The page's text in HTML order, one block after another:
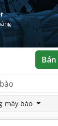
Bán
máy bào